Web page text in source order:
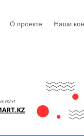
О проекте Наши